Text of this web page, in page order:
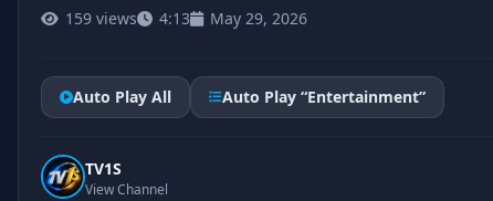
159 views 4:13 May 29, 2026
Auto Play All Auto Play “Entertainment”
TV1S
View Channel